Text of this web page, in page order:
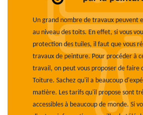
Un grand nombre de travaux peuvent
au niveau des toits. En effet, si vous
protection des tuiles, il faut que vous
travaux de peinture. Pour procéder à
travail, on peut vous proposer de faire
Toiture. Sachez qu'il a beaucoup
matière. Les tarifs qu'il propose sont
accessibles à beaucoup de monde. Si